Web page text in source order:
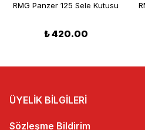
RMG Panzer 125 Sele Kutusu
₺ 420.00
ÜYELİK BİLGİLERİ
Sözleşme Bildirim